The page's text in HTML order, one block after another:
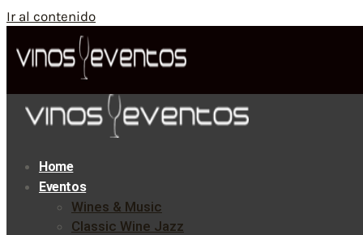
Ir al contenido
Home
Eventos
Wines & Music
Classic Wine Jazz